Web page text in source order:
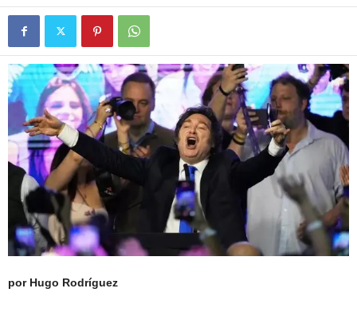
por Hugo Rodríguez